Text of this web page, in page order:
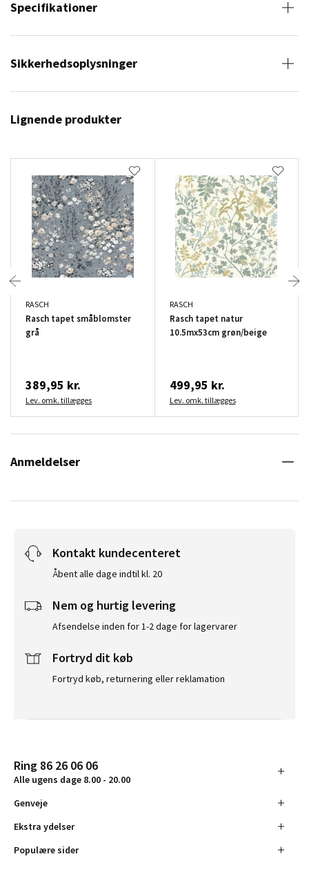
Specifikationer
Sikkerhedsoplysninger
Lignende produkter
RASCH
Rasch tapet småblomster
grå
389,95 kr.
Lev. omk. tillægges
RASCH
Rasch tapet natur
10.5mx53cm grøn/beige
499,95 kr.
Lev. omk. tillægges
Anmeldelser
Kontakt kundecenteret
Åbent alle dage indtil kl. 20
Nem og hurtig levering
Afsendelse inden for 1-2 dage for lagervarer
Fortryd dit køb
Fortryd køb, returnering eller reklamation
Ring 86 26 06 06
Alle ugens dage 8.00 - 20.00
Genveje
Ekstra ydelser
Populære sider